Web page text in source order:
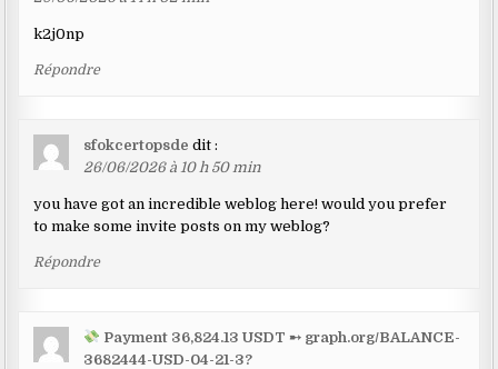
k2j0np
Répondre
sfokcertopsde dit :
26/06/2026 à 10 h 50 min
you have got an incredible weblog here! would you prefer
to make some invite posts on my weblog?
Répondre
Payment 36,824.13 USDT ➸ graph.org/BALANCE-
3682444-USD-04-21-3?